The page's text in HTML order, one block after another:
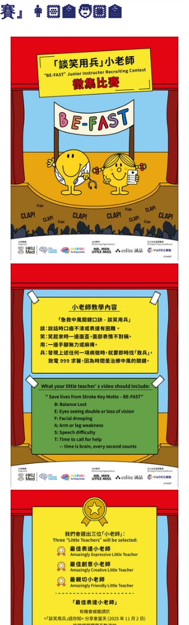
賽』👩🏻‍🏫🧑🏼‍🏫